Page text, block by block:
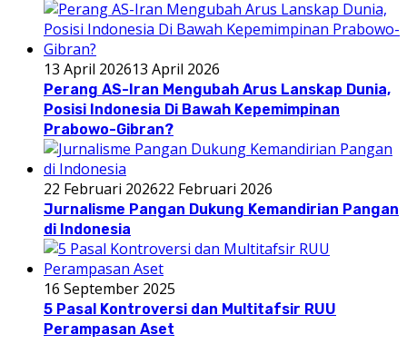
13 April 202613 April 2026
Perang AS-Iran Mengubah Arus Lanskap Dunia,
Posisi Indonesia Di Bawah Kepemimpinan
Prabowo-Gibran?
22 Februari 202622 Februari 2026
Jurnalisme Pangan Dukung Kemandirian Pangan
di Indonesia
16 September 2025
5 Pasal Kontroversi dan Multitafsir RUU
Perampasan Aset